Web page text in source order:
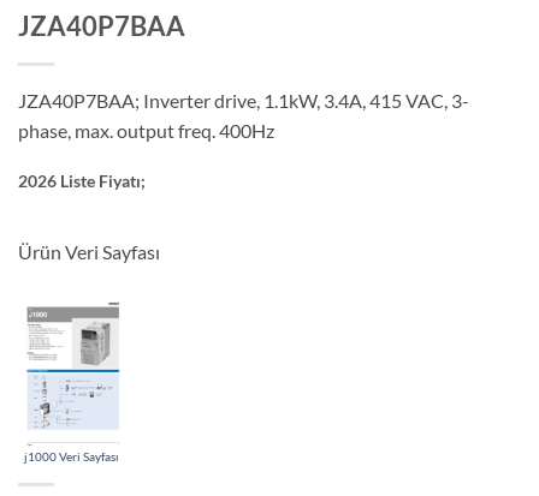
JZA40P7BAA
JZA40P7BAA; Inverter drive, 1.1kW, 3.4A, 415 VAC, 3-
phase, max. output freq. 400Hz
2026 Liste Fiyatı;
Ürün Veri Sayfası
j1000 Veri Sayfası